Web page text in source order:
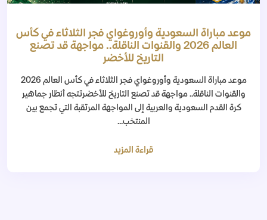
موعد مباراة السعودية وأوروغواي فجر الثلاثاء في كأس
العالم 2026 والقنوات الناقلة.. مواجهة قد تصنع
التاريخ للأخضر
موعد مباراة السعودية وأوروغواي فجر الثلاثاء في كأس العالم 2026
والقنوات الناقلة.. مواجهة قد تصنع التاريخ للأخضرتتجه أنظار جماهير
كرة القدم السعودية والعربية إلى المواجهة المرتقبة التي تجمع بين
المنتخب...
قراءة المزيد